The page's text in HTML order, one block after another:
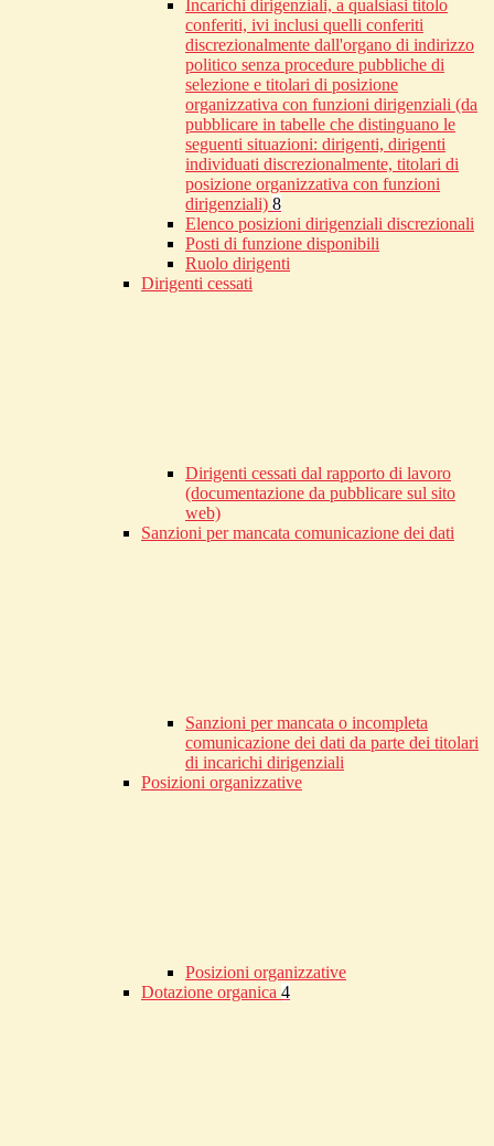
Incarichi dirigenziali, a qualsiasi titolo
conferiti, ivi inclusi quelli conferiti
discrezionalmente dall'organo di indirizzo
politico senza procedure pubbliche di
selezione e titolari di posizione
organizzativa con funzioni dirigenziali (da
pubblicare in tabelle che distinguano le
seguenti situazioni: dirigenti, dirigenti
individuati discrezionalmente, titolari di
posizione organizzativa con funzioni
dirigenziali) 8
Elenco posizioni dirigenziali discrezionali
Posti di funzione disponibili
Ruolo dirigenti
Dirigenti cessati
Dirigenti cessati dal rapporto di lavoro
(documentazione da pubblicare sul sito
web)
Sanzioni per mancata comunicazione dei dati
Sanzioni per mancata o incompleta
comunicazione dei dati da parte dei titolari
di incarichi dirigenziali
Posizioni organizzative
Posizioni organizzative
Dotazione organica 4